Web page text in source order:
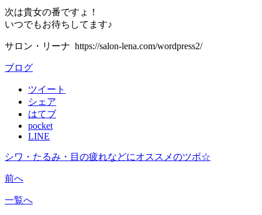
次は貴女の番ですょ！
いつでもお待ちしてます♪
サロン・リーナ https://salon-lena.com/wordpress2/
ブログ
ツイート
シェア
はてブ
pocket
LINE
シワ・たるみ・目の疲れなどにオススメのツボ☆
前へ
一覧へ